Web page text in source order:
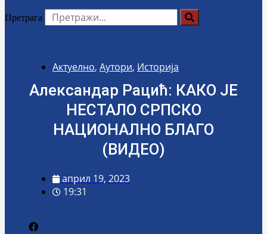
Претрага
Актуелно, Аутори, Историја
Александар Рацић: КАКО ЈЕ
НЕСТАЛО СРПСКО
НАЦИОНАЛНО БЛАГО
(ВИДЕО)
април 19, 2023
19:31